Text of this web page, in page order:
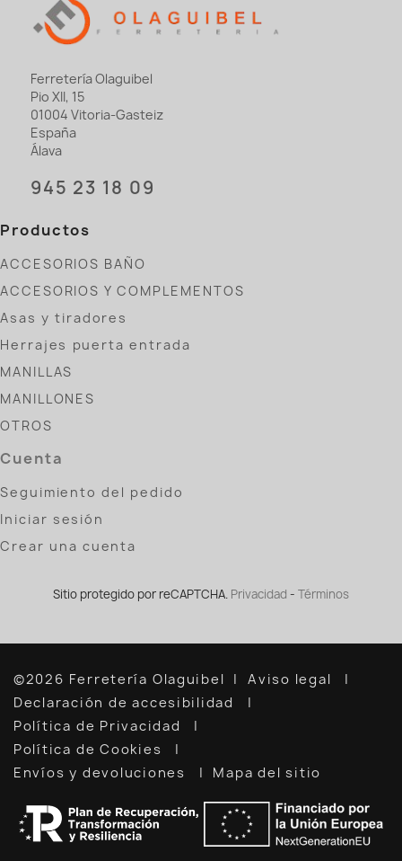
Ferretería Olaguibel
Pio XII, 15
01004 Vitoria-Gasteiz
España
Álava
945 23 18 09
Productos
ACCESORIOS BAÑO
ACCESORIOS Y COMPLEMENTOS
Asas y tiradores
Herrajes puerta entrada
MANILLAS
MANILLONES
OTROS
Cuenta
Seguimiento del pedido
Iniciar sesión
Crear una cuenta
Sitio protegido por reCAPTCHA. Privacidad - Términos
©2026 Ferretería Olaguibel
Aviso legal
Declaración de accesibilidad
Política de Privacidad
Política de Cookies
Envíos y devoluciones
Mapa del sitio